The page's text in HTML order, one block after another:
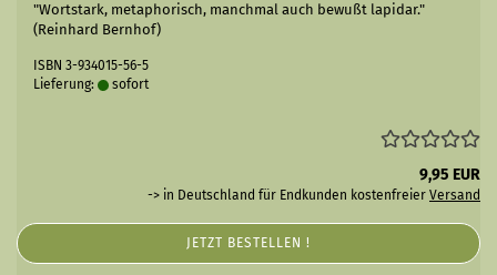
"Wortstark, metaphorisch, manchmal auch bewußt lapidar."
(Reinhard Bernhof)
ISBN 3-934015-56-5
Lieferung:
sofort
9,95 EUR
-> in Deutschland für Endkunden kostenfreier Versand
JETZT BESTELLEN !